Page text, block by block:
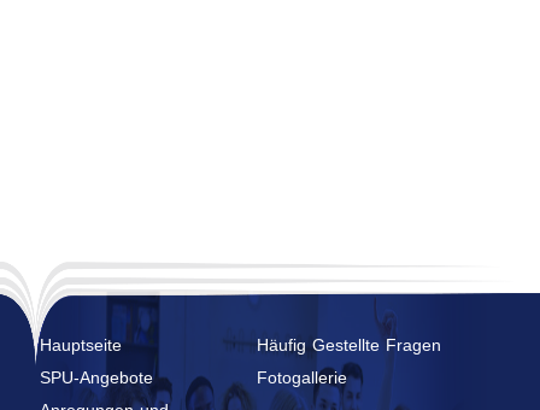
Hauptseite
Häufig Gestellte Fragen
SPU-Angebote
Fotogallerie